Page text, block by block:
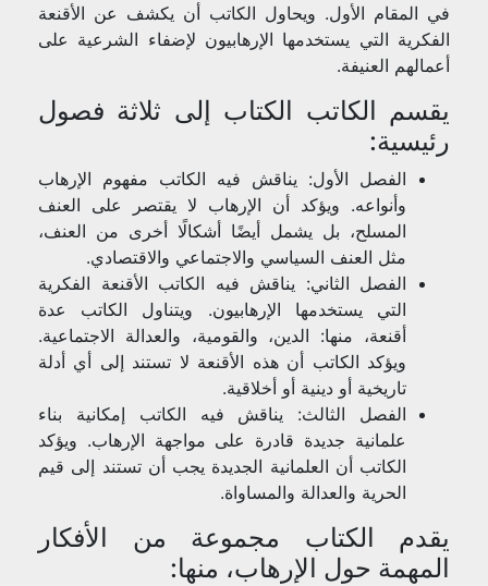
في المقام الأول. ويحاول الكاتب أن يكشف عن الأقنعة
الفكرية التي يستخدمها الإرهابيون لإضفاء الشرعية على
أعمالهم العنيفة.
يقسم الكاتب الكتاب إلى ثلاثة فصول
رئيسية:
الفصل الأول: يناقش فيه الكاتب مفهوم الإرهاب
وأنواعه. ويؤكد أن الإرهاب لا يقتصر على العنف
المسلح، بل يشمل أيضًا أشكالًا أخرى من العنف،
مثل العنف السياسي والاجتماعي والاقتصادي.
الفصل الثاني: يناقش فيه الكاتب الأقنعة الفكرية
التي يستخدمها الإرهابيون. ويتناول الكاتب عدة
أقنعة، منها: الدين، والقومية، والعدالة الاجتماعية.
ويؤكد الكاتب أن هذه الأقنعة لا تستند إلى أي أدلة
تاريخية أو دينية أو أخلاقية.
الفصل الثالث: يناقش فيه الكاتب إمكانية بناء
علمانية جديدة قادرة على مواجهة الإرهاب. ويؤكد
الكاتب أن العلمانية الجديدة يجب أن تستند إلى قيم
الحرية والعدالة والمساواة.
يقدم الكتاب مجموعة من الأفكار
المهمة حول الإرهاب، منها: